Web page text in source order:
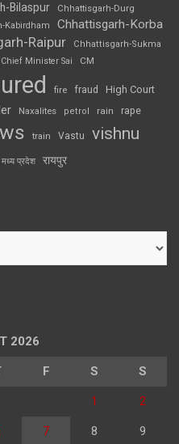
Bilaspur Chhattisgarh-Durg
Kabirdham Chhattisgarh-Korba
Raipur
Chhattisgarh-Sukma
Chief Minister Sai CM
fire fraud High Court
Naxalites petrol rain rape
train Vastu vishnu
मध्य प्रदेश रायपुर
2026
F S S
1 2
7 8 9